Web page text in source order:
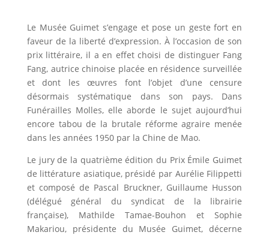
Le Musée Guimet s’engage et pose un geste fort en
faveur de la liberté d’expression. À l’occasion de son
prix littéraire, il a en effet choisi de distinguer Fang
Fang, autrice chinoise placée en résidence surveillée
et dont les œuvres font l’objet d’une censure
désormais systématique dans son pays. Dans
Funérailles Molles, elle aborde le sujet aujourd’hui
encore tabou de la brutale réforme agraire menée
dans les années 1950 par la Chine de Mao.
Le jury de la quatrième édition du Prix Émile Guimet
de littérature asiatique, présidé par Aurélie Filippetti
et composé de Pascal Bruckner, Guillaume Husson
(délégué général du syndicat de la librairie
française), Mathilde Tamae-Bouhon et Sophie
Makariou, présidente du Musée Guimet, décerne